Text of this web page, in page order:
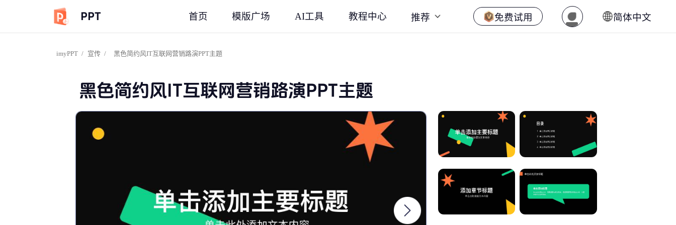
PPT 首页 模版广场 AI工具 教程中心 推荐 免费试用 简体中文
imyPPT / 宣传 / 黑色简约风IT互联网营销路演PPT主题
黑色简约风IT互联网营销路演PPT主题